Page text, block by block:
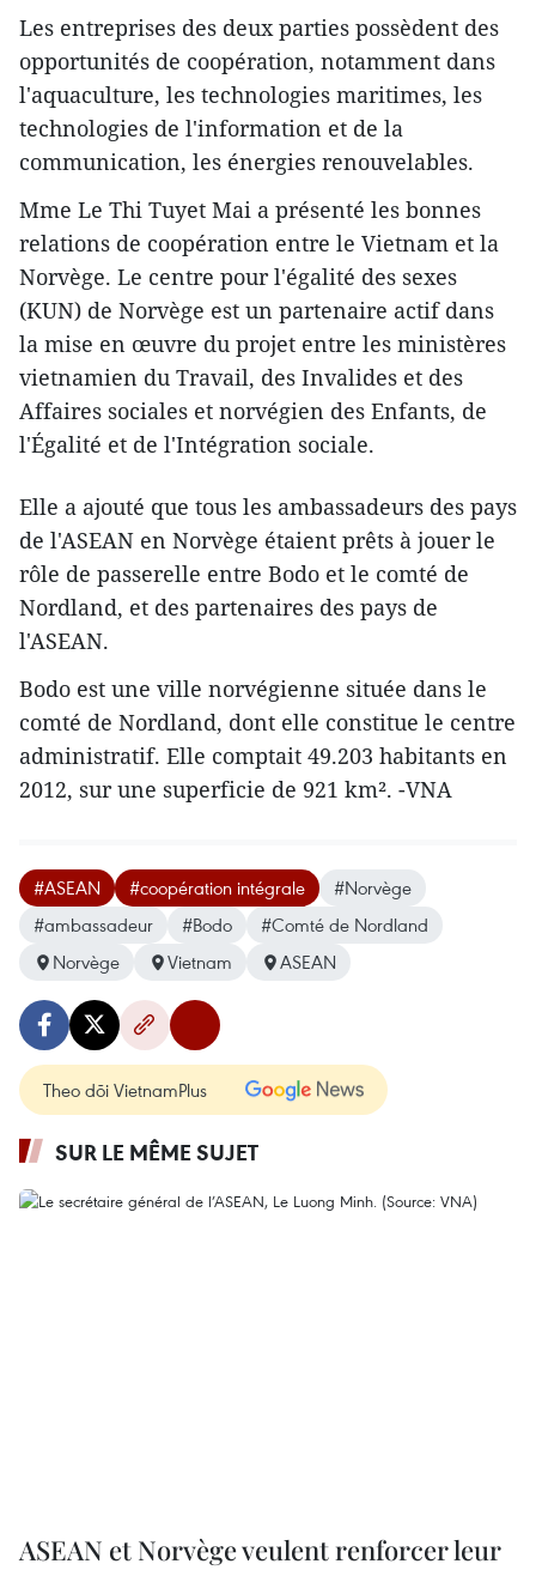
Les entreprises des deux parties possèdent des
opportunités de coopération, notamment dans
l'aquaculture, les technologies maritimes, les
technologies de l'information et de la
communication, les énergies renouvelables.
Mme Le Thi Tuyet Mai a présenté les bonnes
relations de coopération entre le Vietnam et la
Norvège. Le centre pour l'égalité des sexes
(KUN) de Norvège est un partenaire actif dans
la mise en œuvre du projet entre les ministères
vietnamien du Travail, des Invalides et des
Affaires sociales et norvégien des Enfants, de
l'Égalité et de l'Intégration sociale.
Elle a ajouté que tous les ambassadeurs des pays
de l'ASEAN en Norvège étaient prêts à jouer le
rôle de passerelle entre Bodo et le comté de
Nordland, et des partenaires des pays de
l'ASEAN.
Bodo est une ville norvégienne située dans le
comté de Nordland, dont elle constitue le centre
administratif. Elle comptait 49.203 habitants en
2012, sur une superficie de 921 km²​. -VNA
#ASEAN #coopération intégrale
#Norvège
#ambassadeur
#Bodo
#Comté de Nordland
Norvège
Vietnam ASEAN
Theo dõi VietnamPlus
SUR LE MÊME SUJET
ASEAN et Norvège veulent renforcer leur